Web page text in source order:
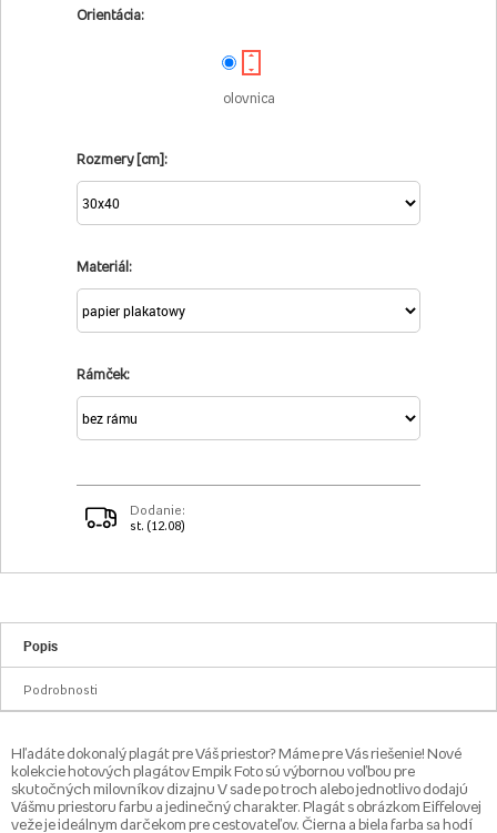
Orientácia:
olovnica
Rozmery [cm]:
Materiál:
Rámček:
Dodanie:
st. (12.08)
Popis
Podrobnosti
Hľadáte dokonalý plagát pre Váš priestor? Máme pre Vás riešenie! Nové
kolekcie hotových plagátov Empik Foto sú výbornou voľbou pre
skutočných milovníkov dizajnu V sade po troch alebo jednotlivo dodajú
Vášmu priestoru farbu a jedinečný charakter. Plagát s obrázkom Eiffelovej
veže je ideálnym darčekom pre cestovateľov. Čierna a biela farba sa hodí